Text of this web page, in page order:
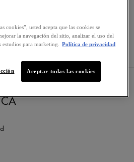
ENVEJECIMIENTO
cookies”, usted acepta que las cookies se
la navegación del sitio, analizar el uso del
para marketing.
Política de privacidad
Aceptar todas las cookies